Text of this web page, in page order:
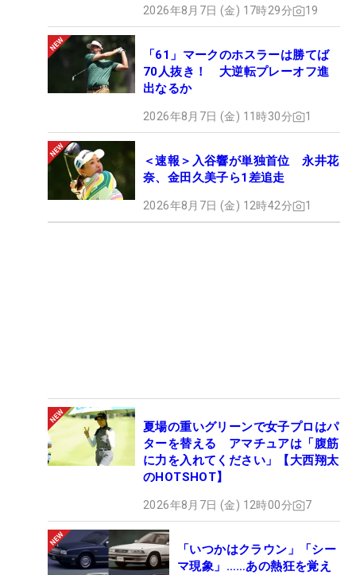
2026年8月7日 (金) 17時29分 19
「61」マークのホスラーは勝てば
70人抜き！ 大逆転プレーオフ進
出なるか
2026年8月7日 (金) 11時30分 1
＜速報＞入谷響が単独首位 永井花
奈、金田久美子ら1差追走
2026年8月7日 (金) 12時42分 1
夏場の重いグリーンで女子プロはパ
ターを替える アマチュアは「腹筋
に力を入れてください」【大西翔太
のHOTSHOT】
2026年8月7日 (金) 12時00分 7
「いつかはクラウン」「シー
マ現象」……あの熱狂を覚え